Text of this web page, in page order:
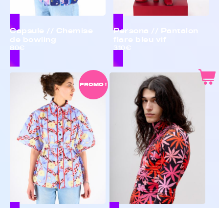
Capsule // Chemise
de bowling
80€
Persona // Pantalon
flare bleu vif
310€
PROMO !